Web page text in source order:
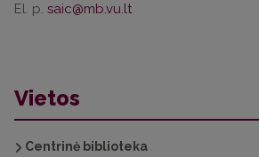
El. p. saic@mb.vu.lt
Vietos
Centrinė biblioteka